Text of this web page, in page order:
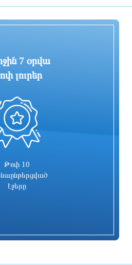
Ադրբեջանի տարածքով Հայաստան
կտեղափոխվի ցորենի 14 վագոն
7 օրվա
լուրեր
Թոփ 10
էջերը